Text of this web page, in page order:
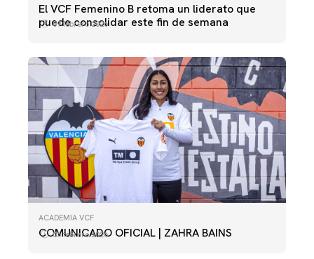
El VCF Femenino B retoma un liderato que
puede consolidar este fin de semana
09 febrero 2026
ACADEMIA VCF
COMUNICADO OFICIAL | ZAHRA BAINS
05 febrero 2026
ACADEMIA VCF
VCF FEMENINO B - LEVANTE UD C